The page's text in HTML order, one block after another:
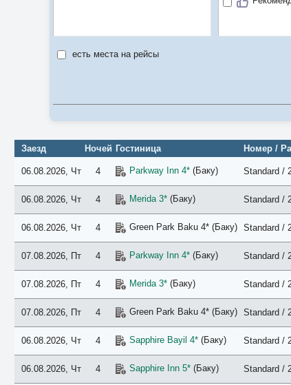
есть места на рейсы
Заезд Ночей Гостиница Номер /
06.08.2026, Чт 4 Parkway Inn 4*(Баку) Standard /
06.08.2026, Чт 4 Merida 3*(Баку) Standard /
06.08.2026, Чт 4 Green Park Baku 4* (Баку) Standard /
07.08.2026, Пт 4 Parkway Inn 4*(Баку) Standard /
07.08.2026, Пт 4 Merida 3*(Баку) Standard /
07.08.2026, Пт 4 Green Park Baku 4* (Баку) Standard /
06.08.2026, Чт 4 Sapphire Bayil 4*(Баку) Standard /
06.08.2026, Чт 4 Sapphire Inn 5*(Баку) Standard /